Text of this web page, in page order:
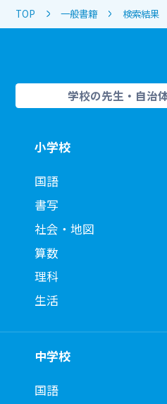
TOP 一般書籍 検索結果
学校の先生・自治
小学校
国語
書写
社会・地図
算数
理科
生活
中学校
国語